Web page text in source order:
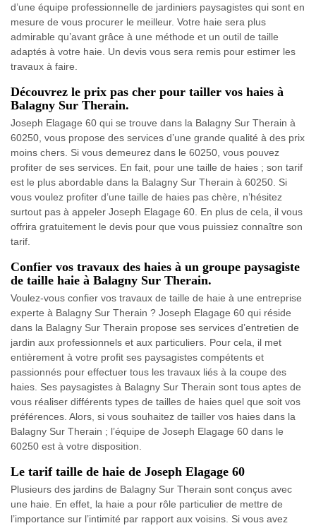
d’une équipe professionnelle de jardiniers paysagistes qui sont en
mesure de vous procurer le meilleur. Votre haie sera plus
admirable qu’avant grâce à une méthode et un outil de taille
adaptés à votre haie. Un devis vous sera remis pour estimer les
travaux à faire.
Découvrez le prix pas cher pour tailler vos haies à
Balagny Sur Therain.
Joseph Elagage 60 qui se trouve dans la Balagny Sur Therain à
60250, vous propose des services d’une grande qualité à des prix
moins chers. Si vous demeurez dans le 60250, vous pouvez
profiter de ses services. En fait, pour une taille de haies ; son tarif
est le plus abordable dans la Balagny Sur Therain à 60250. Si
vous voulez profiter d’une taille de haies pas chère, n’hésitez
surtout pas à appeler Joseph Elagage 60. En plus de cela, il vous
offrira gratuitement le devis pour que vous puissiez connaître son
tarif.
Confier vos travaux des haies à un groupe paysagiste
de taille haie à Balagny Sur Therain.
Voulez-vous confier vos travaux de taille de haie à une entreprise
experte à Balagny Sur Therain ? Joseph Elagage 60 qui réside
dans la Balagny Sur Therain propose ses services d’entretien de
jardin aux professionnels et aux particuliers. Pour cela, il met
entièrement à votre profit ses paysagistes compétents et
passionnés pour effectuer tous les travaux liés à la coupe des
haies. Ses paysagistes à Balagny Sur Therain sont tous aptes de
vous réaliser différents types de tailles de haies quel que soit vos
préférences. Alors, si vous souhaitez de tailler vos haies dans la
Balagny Sur Therain ; l’équipe de Joseph Elagage 60 dans le
60250 est à votre disposition.
Le tarif taille de haie de Joseph Elagage 60
Plusieurs des jardins de Balagny Sur Therain sont conçus avec
une haie. En effet, la haie a pour rôle particulier de mettre de
l’importance sur l’intimité par rapport aux voisins. Si vous avez